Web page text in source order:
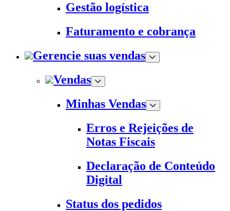
Gestão logística
Faturamento e cobrança
Gerencie suas vendas
Vendas
Minhas Vendas
Erros e Rejeições de
Notas Fiscais
Declaração de Conteúdo
Digital
Status dos pedidos